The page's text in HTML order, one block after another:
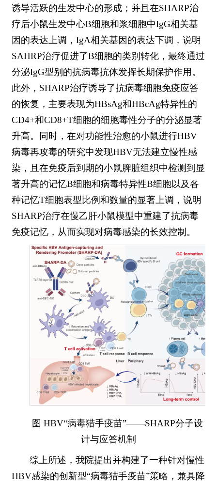
诱导活跃的生发中心的形成；并且在SHARP治
疗后小鼠生发中心B细胞和浆细胞中IgG相关基
因的表达上调，IgA相关基因的表达下调，说明
SAHRP治疗促进了B细胞的类别转化，最终通过
分泌IgG型别的抗病毒抗体发挥长期保护作用。
此外，SHARP治疗诱导了抗病毒细胞免疫应答
的恢复，主要表现为HBsAg和HBcAg特异性的
CD4+和CD8+T细胞的细胞毒性分子的分泌显著
升高。同时，在对功能性治愈的小鼠进行HBV
病毒再攻毒的研究中发现HBV无法建立慢性感
染，且在免疫后到期的小鼠脾脏组织中检测到显
著升高的记忆B细胞和病毒特异性B细胞以及各
种记忆T细胞表型比例和数量的显著上调，说明
SHARP治疗在慢乙肝小鼠模型中重建了抗病毒
免疫记忆，从而实现对病毒感染的长效控制。
图 HBV“病毒猎手疫苗”——SHARP分子设
计与应答机制
综上所述，我院提出并构建了一种针对慢性
HBV感染的创新型“病毒猎手疫苗”策略，兼具降